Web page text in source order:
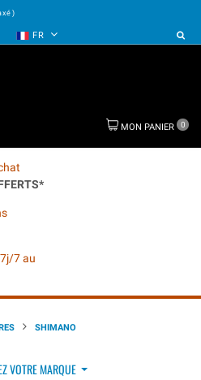
FR
MON PANIER 0
7 au
SHIMANO
VOTRE MARQUE